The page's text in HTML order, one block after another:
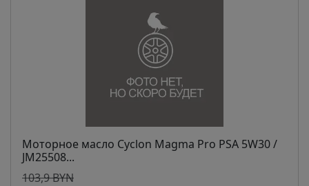
Моторное масло Cyclon Magma Pro PSA 5W30 /
JM25508...
103,9 BYN